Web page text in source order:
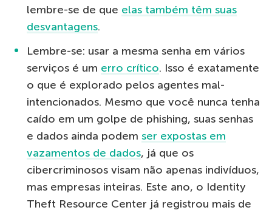
lembre-se de que elas também têm suas
desvantagens.
Lembre-se: usar a mesma senha em vários
serviços é um erro crítico. Isso é exatamente
o que é explorado pelos agentes mal-
intencionados. Mesmo que você nunca tenha
caído em um golpe de phishing, suas senhas
e dados ainda podem ser expostas em
vazamentos de dados, já que os
cibercriminosos visam não apenas indivíduos,
mas empresas inteiras. Este ano, o Identity
Theft Resource Center já registrou mais de